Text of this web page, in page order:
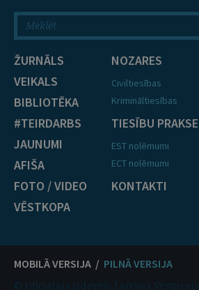
ŽURNĀLS
VEIKALS
BIBLIOTĒKA
#TEIRDARBS
JAUNUMI
AFIŠA
FOTO / VIDEO
VĒSTKOPA
NOZARES
Civiltiesības
Krimināltiesības
TIESĪBU PRAKSE
EST nolēmumi
ECT nolēmumi
KONTAKTI
MOBILĀ VERSIJA / PILNĀ VERSIJA
© Oficiālais izdevējs Latvijas Vēstnesis